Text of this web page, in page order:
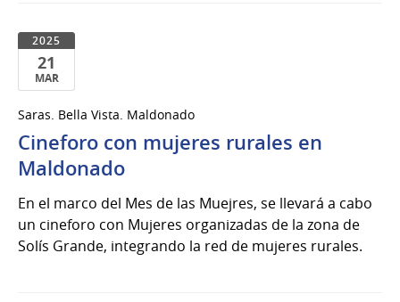
2025
21
MAR
de
Mar
del
Saras. Bella Vista. Maldonado
Cineforo con mujeres rurales en
Maldonado
En el marco del Mes de las Muejres, se llevará a cabo
un cineforo con Mujeres organizadas de la zona de
Solís Grande, integrando la red de mujeres rurales.